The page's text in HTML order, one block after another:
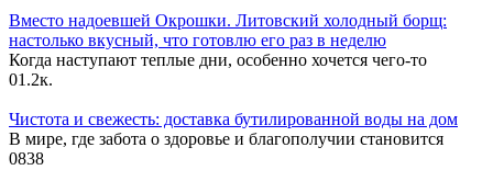
Вместо надоевшей Окрошки. Литовский холодный борщ:
настолько вкусный, что готовлю его раз в неделю
Когда наступают теплые дни, особенно хочется чего-то
01.2к.
Чистота и свежесть: доставка бутилированной воды на дом
В мире, где забота о здоровье и благополучии становится
0838